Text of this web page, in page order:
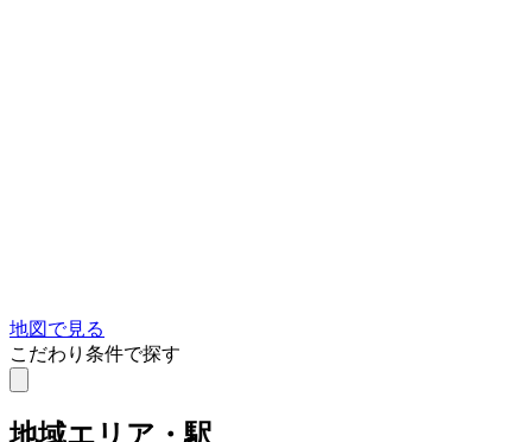
地図で見る
こだわり条件で探す
地域エリア・駅